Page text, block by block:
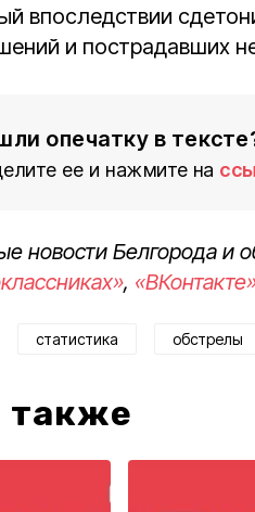
впоследствии
и пострадавших
опечатку в
ее и нажмите на
новости Белгорода и
,
статистика обстрелы
также